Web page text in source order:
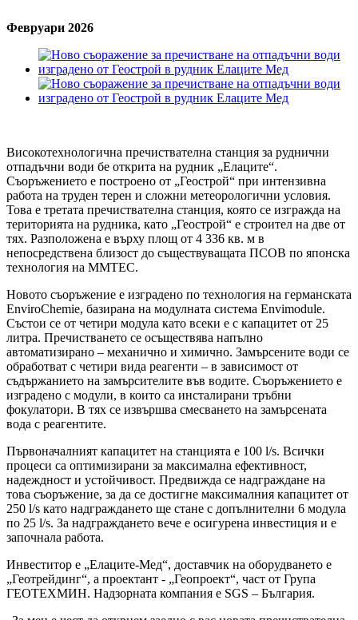
Февруари 2026
Високотехнологична пречиствателна станция за руднични
отпадъчни води бе открита на рудник „Елаците“.
Съоръжението е построено от „Геострой“ при интензивна
работа на труден терен и сложни метеорологични условия.
Това е третата пречиствателна станция, която се изгражда на
територията на рудника, като „Геострой“ е строител на две от
тях. Разположена е върху площ от 4 336 кв. м в
непосредствена близост до съществуващата ПСОВ по японска
технология на MMTEC.
Новото съоръжение е изградено по технология на германската
EnviroChemie, базирана на модулната система Envimodule.
Състои се от четири модула като всеки е с капацитет от 25
литра. Пречистването се осъществява напълно
автоматизирано – механично и химично. Замърсените води се
обработват с четири вида реагенти – в зависимост от
съдържанието на замърсителите във водите. Съоръжението е
изградено с модули, в които са инсталирани тръбни
фокулатори. В тях се извършва смесването на замърсената
вода с реагентите.
Първоначалният капацитет на станцията е 100 l/s. Всички
процеси са оптимизирани за максимална ефективност,
надеждност и устойчивост. Предвижда се надграждане на
това съоръжение, за да се достигне максималния капацитет от
250 l/s като надграждането ще стане с допълнителни 6 модула
по 25 l/s. За надграждането вече е осигурена инвестиция и е
започнала работа.
Инвеститор е „Елаците-Мед“, доставчик на оборудването е
„Геотрейдинг“, а проектант - „Геопроект“, част от Група
ГЕОТЕХМИН. Надзорната компания е SGS – България.